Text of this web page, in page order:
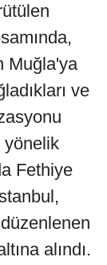
Muğla'ya
ve
yönelik
Fethiye
alındı.